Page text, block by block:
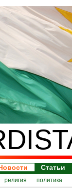
Статьи
религия политика